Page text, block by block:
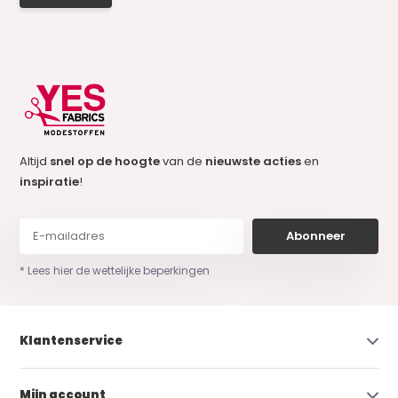
Altijd snel op de hoogtevan de nieuwste actiesen
inspiratie!
Abonneer
* Lees hier de wettelijke beperkingen
Klantenservice
Mijn account